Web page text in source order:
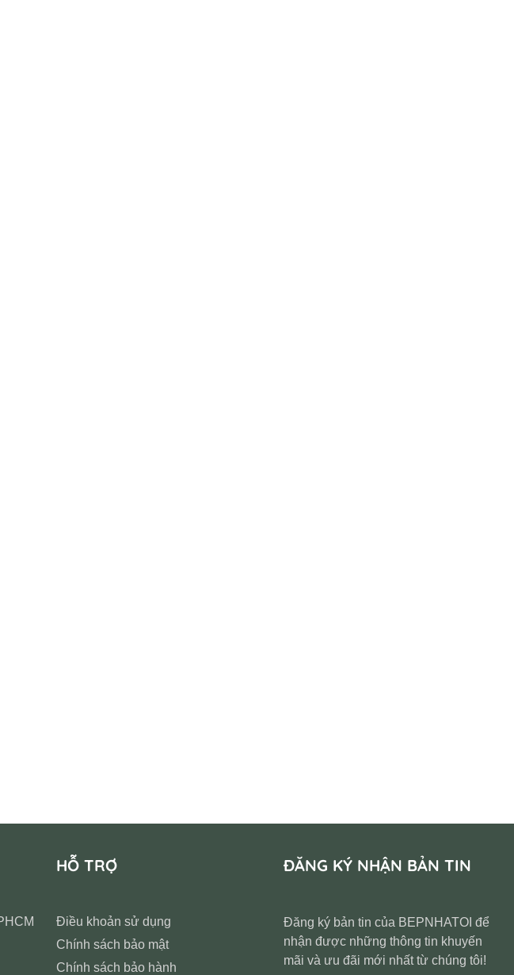
HỖ TRỢ
Điều khoản sử dụng
Chính sách bảo mật
Chính sách bảo hành
ĐĂNG KÝ NHẬN BẢN TIN
Đăng ký bản tin của BEPNHATOI để
nhận được những thông tin khuyến
mãi và ưu đãi mới nhất từ chúng tôi!